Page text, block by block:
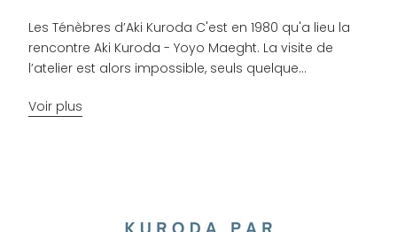
Les Ténèbres d’Aki Kuroda C'est en 1980 qu'a lieu la
rencontre Aki Kuroda - Yoyo Maeght. La visite de
l’atelier est alors impossible, seuls quelque...
Voir plus